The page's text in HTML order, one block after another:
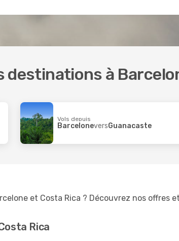
destinations à
Vols depuis
BarceloneversGuanacaste
et Costa Rica ? Découvrez nos
Rica